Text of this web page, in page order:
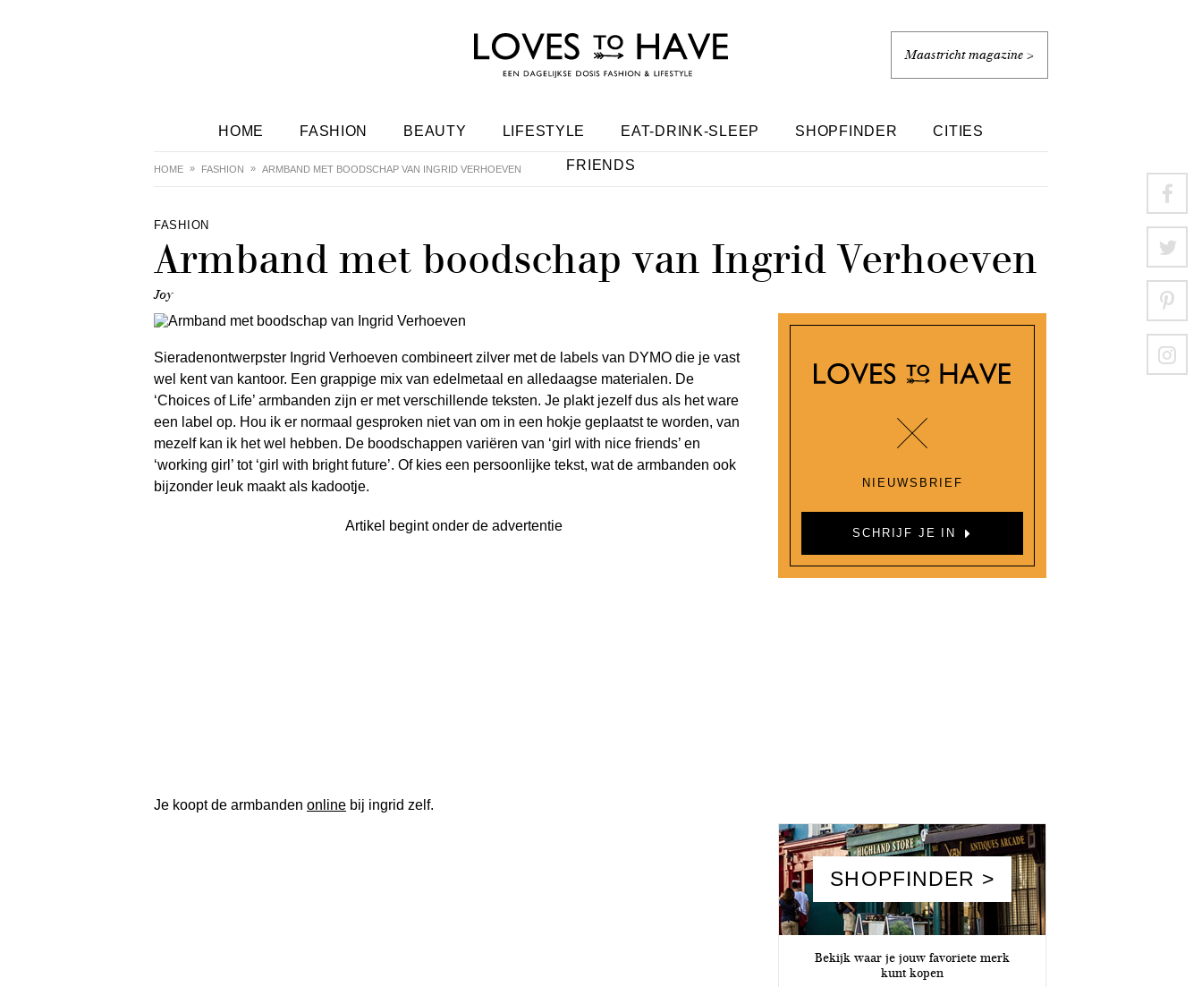
Maastricht magazine >
HOME FASHION BEAUTY LIFESTYLE EAT-DRINK-SLEEP SHOPFINDER CITIES
FRIENDS
HOME FASHION ARMBAND MET BOODSCHAP VAN INGRID VERHOEVEN
FASHION
Armband met boodschap van Ingrid Verhoeven
Joy
Sieradenontwerpster Ingrid Verhoeven combineert zilver met de labels van DYMO die je vast
wel kent van kantoor. Een grappige mix van edelmetaal en alledaagse materialen. De
‘Choices of Life’ armbanden zijn er met verschillende teksten. Je plakt jezelf dus als het ware
een label op. Hou ik er normaal gesproken niet van om in een hokje geplaatst te worden, van
mezelf kan ik het wel hebben. De boodschappen variëren van ‘girl with nice friends’ en
‘working girl’ tot ‘girl with bright future’. Of kies een persoonlijke tekst, wat de armbanden ook
bijzonder leuk maakt als kadootje.
Artikel begint onder de advertentie
Je koopt de armbanden online bij ingrid zelf.
NIEUWSBRIEF
SCHRIJF JE IN
SHOPFINDER >
Bekijk waar je jouw favoriete merk
kunt kopen